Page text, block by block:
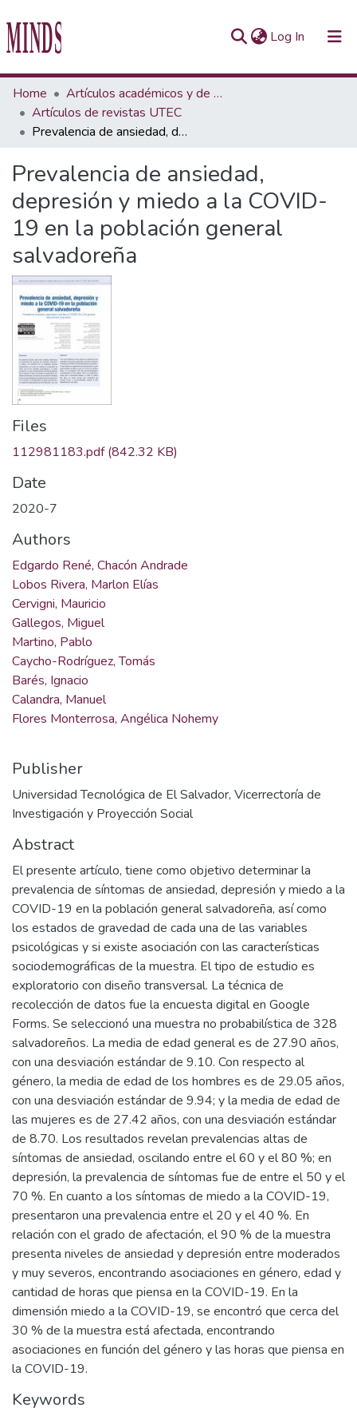
Log In (current)
Communities & Collections
All of Repository UTEC
Home
Artículos académicos y de opinión
Artículos de revistas UTEC
Prevalencia de ansiedad, depresión y miedo a la COVID-19 en la población general salvadoreña
Prevalencia de ansiedad,
depresión y miedo a la COVID-
19 en la población general
salvadoreña
Files
112981183.pdf(842.32 KB)
Date
2020-7
Authors
Edgardo René, Chacón Andrade
Lobos Rivera, Marlon Elías
Cervigni, Mauricio
Gallegos, Miguel
Martino, Pablo
Caycho-Rodríguez, Tomás
Barés, Ignacio
Calandra, Manuel
Flores Monterrosa, Angélica Nohemy
Publisher
Universidad Tecnológica de El Salvador, Vicerrectoría de
Investigación y Proyección Social
Abstract
El presente artículo, tiene como objetivo determinar la
prevalencia de síntomas de ansiedad, depresión y miedo a la
COVID-19 en la población general salvadoreña, así como
los estados de gravedad de cada una de las variables
psicológicas y si existe asociación con las características
sociodemográficas de la muestra. El tipo de estudio es
exploratorio con diseño transversal. La técnica de
recolección de datos fue la encuesta digital en Google
Forms. Se seleccionó una muestra no probabilística de 328
salvadoreños. La media de edad general es de 27.90 años,
con una desviación estándar de 9.10. Con respecto al
género, la media de edad de los hombres es de 29.05 años,
con una desviación estándar de 9.94; y la media de edad de
las mujeres es de 27.42 años, con una desviación estándar
de 8.70. Los resultados revelan prevalencias altas de
síntomas de ansiedad, oscilando entre el 60 y el 80 %; en
depresión, la prevalencia de síntomas fue de entre el 50 y el
70 %. En cuanto a los síntomas de miedo a la COVID-19,
presentaron una prevalencia entre el 20 y el 40 %. En
relación con el grado de afectación, el 90 % de la muestra
presenta niveles de ansiedad y depresión entre moderados
y muy severos, encontrando asociaciones en género, edad y
cantidad de horas que piensa en la COVID-19. En la
dimensión miedo a la COVID-19, se encontró que cerca del
30 % de la muestra está afectada, encontrando
asociaciones en función del género y las horas que piensa en
la COVID-19.
Keywords